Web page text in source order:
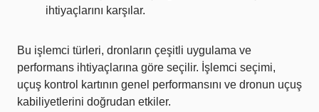
ihtiyaçlarını karşılar.
Bu işlemci türleri, dronların çeşitli uygulama ve
performans ihtiyaçlarına göre seçilir. İşlemci seçimi,
uçuş kontrol kartının genel performansını ve dronun uçuş
kabiliyetlerini doğrudan etkiler.